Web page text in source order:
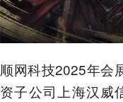
顺网科技2025年会
资子公司上海汉威